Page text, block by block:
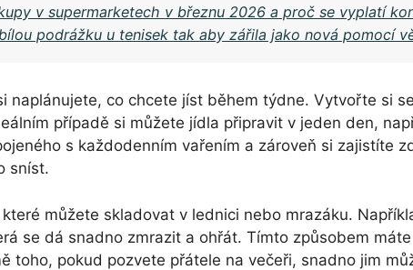
v supermarketech v březnu 2026 a proč se vyplatí
podrážku u tenisek tak aby zářila jako nová pomocí
naplánujete, co chcete jíst během týdne. Vytvořte si
případě si můžete jídla připravit v jeden den,
s každodenním vařením a zároveň si zajistíte
sníst.
můžete skladovat v lednici nebo mrazáku.
se dá snadno zmrazit a ohřát. Tímto způsobem
toho, pokud pozvete přátele na večeři, snadno jim